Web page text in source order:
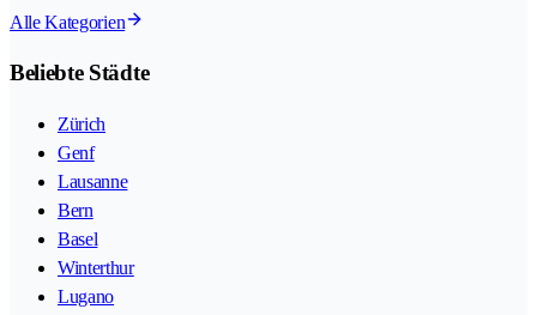
Alle Kategorien
Beliebte Städte
Zürich
Genf
Lausanne
Bern
Basel
Winterthur
Lugano